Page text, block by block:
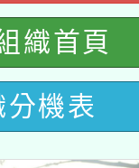
函釋公
請許可
署委託
理「
(星期六
系列
藝術
織首頁
分機表